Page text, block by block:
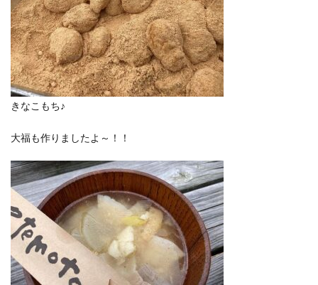
きなこもち♪
大福も作りましたよ～！！